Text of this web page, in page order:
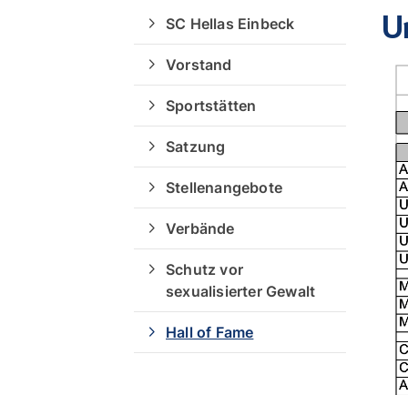
SC Hellas Einbeck
Vorstand
Sportstätten
Satzung
Stellenangebote
Verbände
Schutz vor
sexualisierter Gewalt
Hall of Fame
Quicklinks
Sportangebote finden
Schwimmen
Kurse
Breitensport
Ausfälle und Vertretungen
Deutsches Sportabzeichen